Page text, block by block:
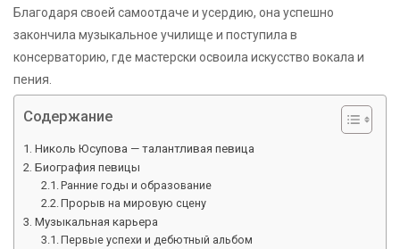
Благодаря своей самоотдаче и усердию, она успешно
закончила музыкальное училище и поступила в
консерваторию, где мастерски освоила искусство вокала и
пения.
Содержание
Николь Юсупова — талантливая певица
Биография певицы
Ранние годы и образование
Прорыв на мировую сцену
Музыкальная карьера
Первые успехи и дебютный альбом